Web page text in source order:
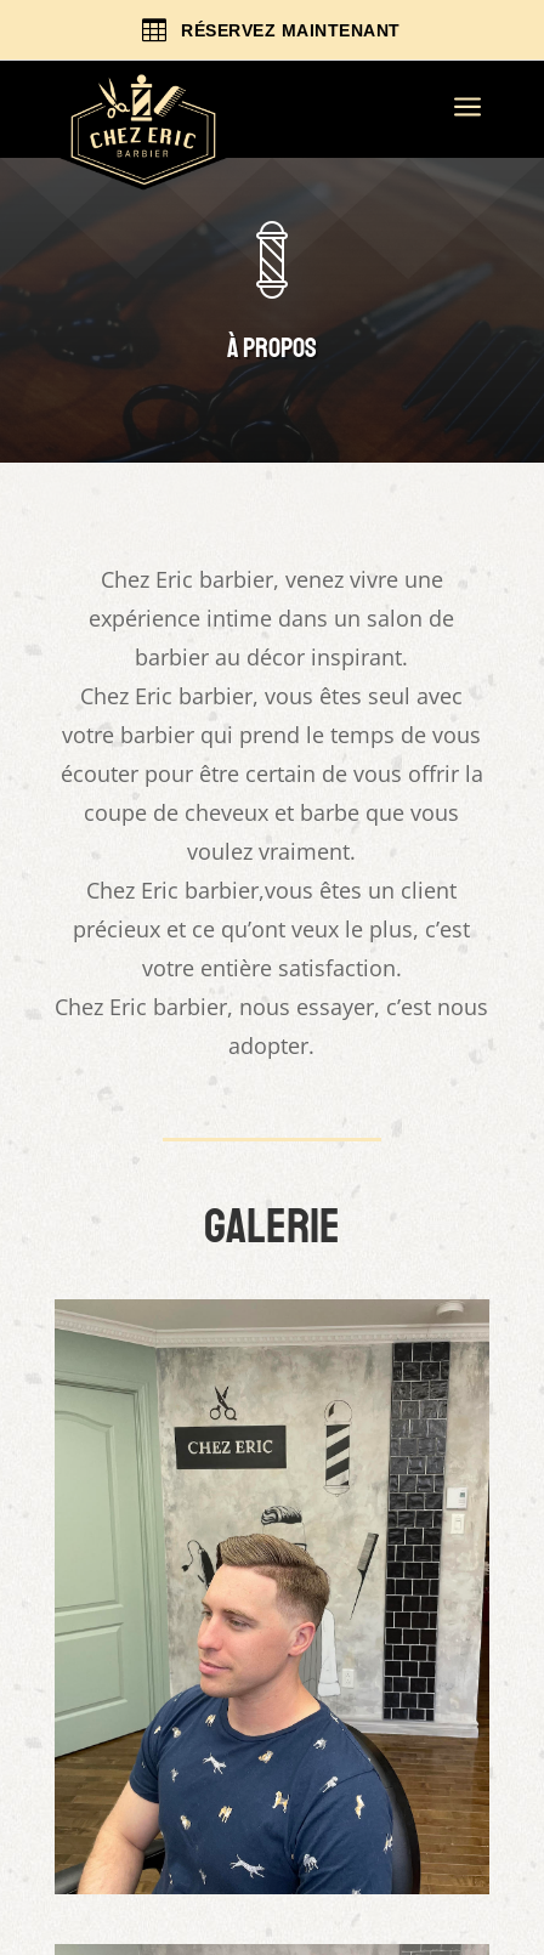
 RÉSERVEZ MAINTENANT
a
À propos
Chez Eric barbier, venez vivre une
expérience intime dans un salon de
barbier au décor inspirant.
Chez Eric barbier, vous êtes seul avec
votre barbier qui prend le temps de vous
écouter pour être certain de vous offrir la
coupe de cheveux et barbe que vous
voulez vraiment.
Chez Eric barbier,vous êtes un client
précieux et ce qu’ont veux le plus, c’est
votre entière satisfaction.
Chez Eric barbier, nous essayer, c’est nous
adopter.
GALERIE